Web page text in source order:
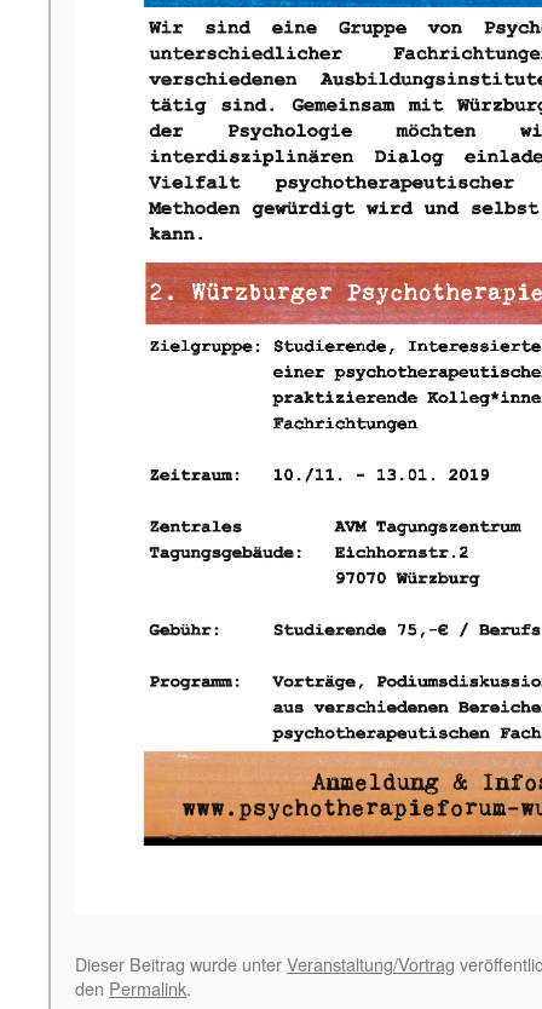
Dieser Beitrag wurde unterVeranstaltung/Vortrag
den Permalink.